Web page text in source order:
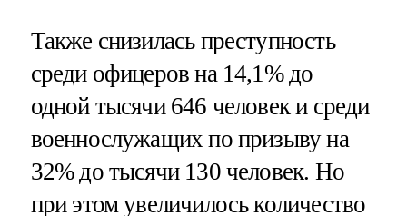
Также снизилась преступность
среди офицеров на 14,1% до
одной тысячи 646 человек и среди
военнослужащих по призыву на
32% до тысячи 130 человек. Но
при этом увеличилось количество